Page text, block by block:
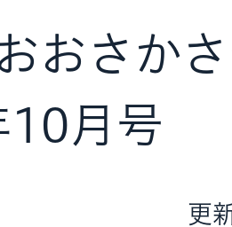
おさか
月号
更